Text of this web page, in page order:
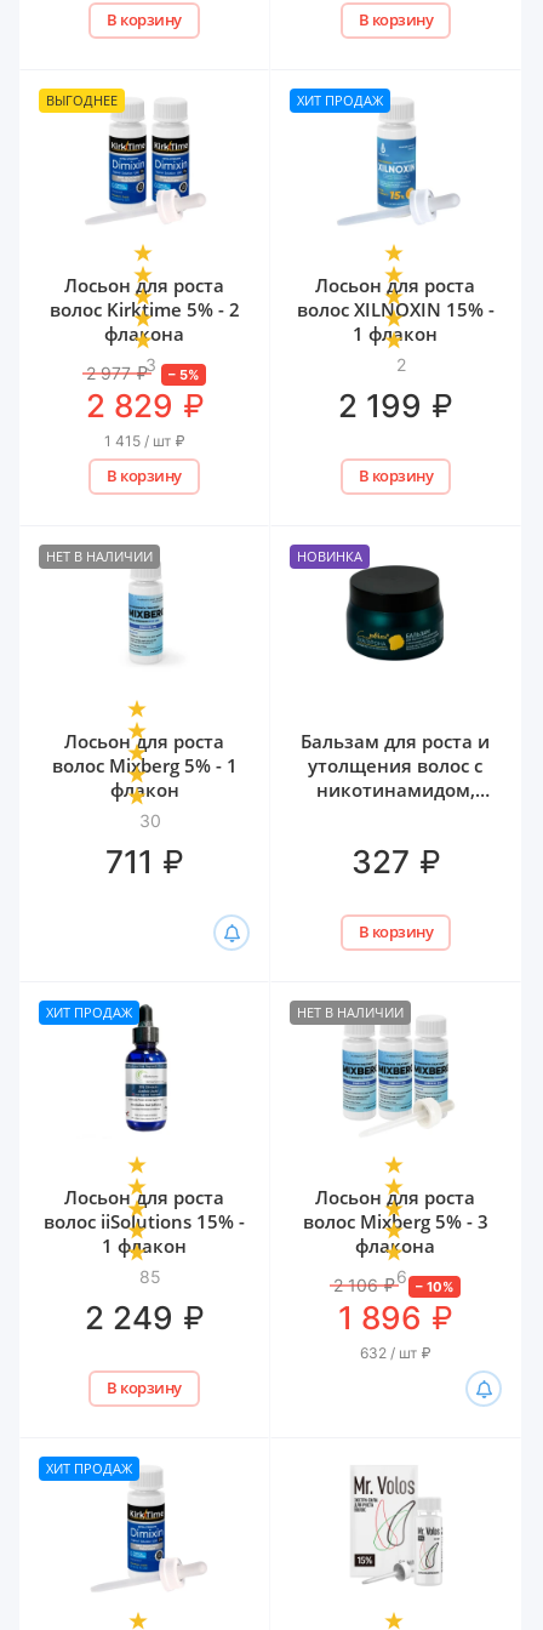
В корзину В корзину
ВЫГОДНЕЕ
3
Лосьон для роста
волос Kirktime 5% - 2
флакона
2 977 ₽ –5%
2 829 ₽
1 415 / шт ₽
В корзину
ХИТ ПРОДАЖ
2
Лосьон для роста
волос XILNOXIN 15% -
1 флакон
2 199 ₽
В корзину
НЕТ В НАЛИЧИИ
30
Лосьон для роста
волос Mixberg 5% - 1
флакон
711 ₽
НОВИНКА
Бальзам для роста и
утолщения волос с
никотинамидом,
300 мл
327 ₽
В корзину
ХИТ ПРОДАЖ
85
Лосьон для роста
волос iiSolutions 15% -
1 флакон
2 249 ₽
В корзину
НЕТ В НАЛИЧИИ
6
Лосьон для роста
волос Mixberg 5% - 3
флакона
2 106 ₽ –10%
1 896 ₽
632 / шт ₽
ХИТ ПРОДАЖ